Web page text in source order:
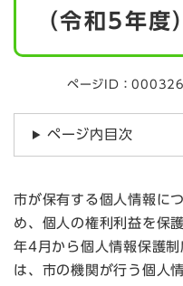
（令和5年度
ページID：
ページ内目次
市が保有する個人情報に
め、個人の権利利益を保
年4月から個人情報保護
は、市の機関が行う個人